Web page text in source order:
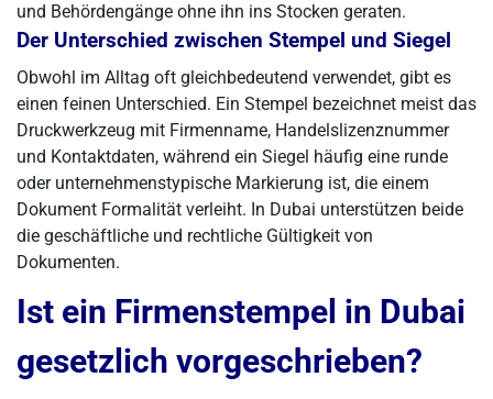
und Behördengänge ohne ihn ins Stocken geraten.
Der Unterschied zwischen Stempel und Siegel
Obwohl im Alltag oft gleichbedeutend verwendet, gibt es
einen feinen Unterschied. Ein Stempel bezeichnet meist das
Druckwerkzeug mit Firmenname, Handelslizenznummer
und Kontaktdaten, während ein Siegel häufig eine runde
oder unternehmenstypische Markierung ist, die einem
Dokument Formalität verleiht. In Dubai unterstützen beide
die geschäftliche und rechtliche Gültigkeit von
Dokumenten.
Ist ein Firmenstempel in Dubai
gesetzlich vorgeschrieben?